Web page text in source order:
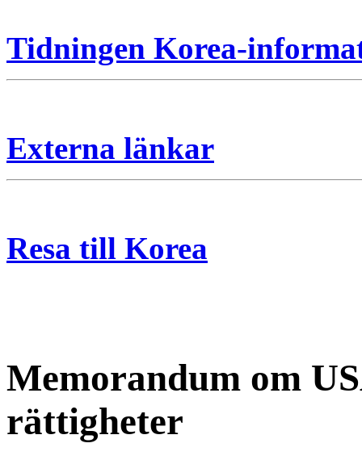
Tidningen Korea-
Externa länkar
Resa till Korea
Memorandum om
rättigheter